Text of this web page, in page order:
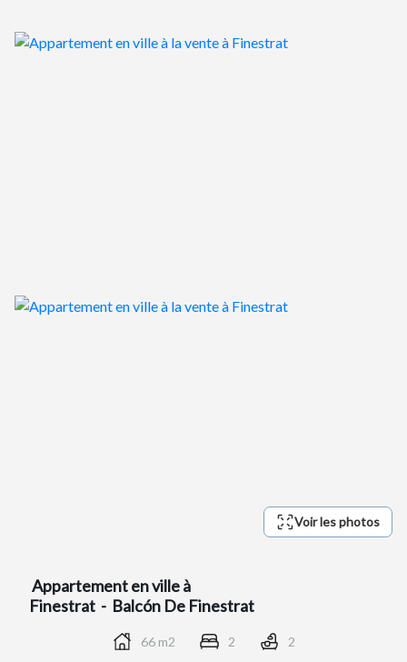
Voir les photos
Appartement en villeà
Finestrat - Balcón De Finestrat
66 m2 2 2